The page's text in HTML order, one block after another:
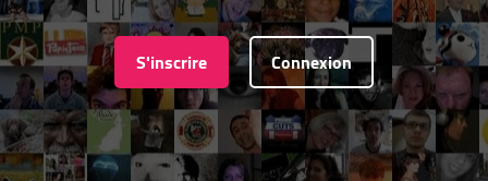
S'inscrire Connexion